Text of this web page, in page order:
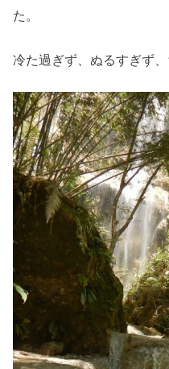
た。
冷た過ぎず、ぬるすぎず、